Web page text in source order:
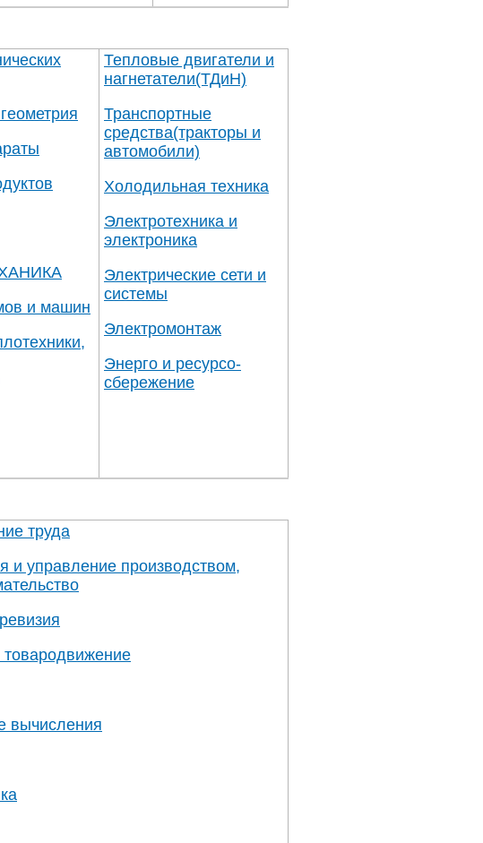
и машин
Тепловые двигатели и
нагнетатели(ТДиН)
Транспортные
средства(тракторы и
автомобили)
Холодильная техника
Электротехника и
электроника
Электрические сети и
системы
Электромонтаж
Энерго и ресурсо-
сбережение
труда
и управление производством,
товародвижение
вычисления